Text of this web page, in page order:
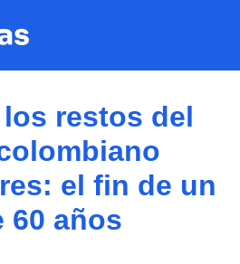
restos del
el fin de un
60 años